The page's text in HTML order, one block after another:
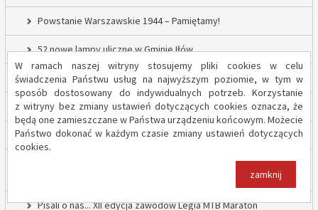
W ramach naszej witryny stosujemy pliki cookies w celu
świadczenia Państwu usług na najwyższym poziomie, w tym w
sposób dostosowany do indywidualnych potrzeb. Korzystanie
z witryny bez zmiany ustawień dotyczących cookies oznacza, że
będą one zamieszczane w Państwa urządzeniu końcowym. Możecie
Państwo dokonać w każdym czasie zmiany ustawień dotyczących
cookies.
zamknij
Powstanie Warszawskie 1944 – Pamiętamy!
52 nowe lampy uliczne w Gminie Iłów
Inwestycja drogowa w Sadowie – prace rozpoczęte
Trwają inwestycje w Gminie Iłów
„Modernizacja Oczyszczalni Ścieków w Iłowie – etap II”
Strażacy z OSP Iłów walczą o pieniądze od Harnasia. Zachęcamy
Pisali o nas... XII edycja zawodów Legia MTB Maraton